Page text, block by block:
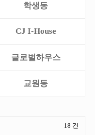
학생동
CJ I-House
글로벌하우스
교원동
18 건